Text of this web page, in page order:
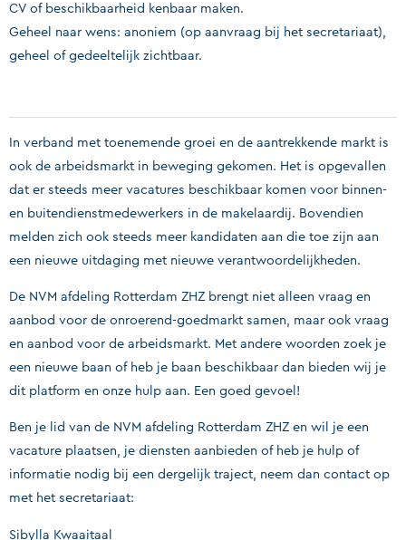
CV of beschikbaarheid kenbaar maken.
Geheel naar wens: anoniem (op aanvraag bij het secretariaat),
geheel of gedeeltelijk zichtbaar.
In verband met toenemende groei en de aantrekkende markt is
ook de arbeidsmarkt in beweging gekomen. Het is opgevallen
dat er steeds meer vacatures beschikbaar komen voor binnen-
en buitendienstmedewerkers in de makelaardij. Bovendien
melden zich ook steeds meer kandidaten aan die toe zijn aan
een nieuwe uitdaging met nieuwe verantwoordelijkheden.
De NVM afdeling Rotterdam ZHZ brengt niet alleen vraag en
aanbod voor de onroerend-goedmarkt samen, maar ook vraag
en aanbod voor de arbeidsmarkt. Met andere woorden zoek je
een nieuwe baan of heb je baan beschikbaar dan bieden wij je
dit platform en onze hulp aan. Een goed gevoel!
Ben je lid van de NVM afdeling Rotterdam ZHZ en wil je een
vacature plaatsen, je diensten aanbieden of heb je hulp of
informatie nodig bij een dergelijk traject, neem dan contact op
met het secretariaat:
Sibylla Kwaaitaal